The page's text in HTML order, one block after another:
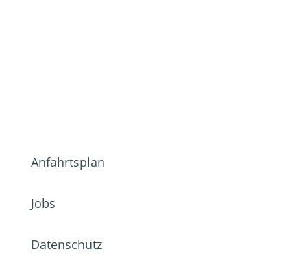
Anfahrtsplan
Jobs
Datenschutz